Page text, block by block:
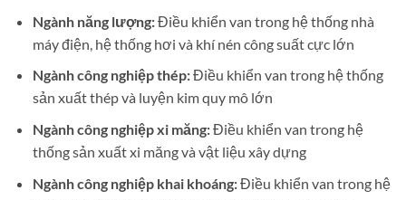
Ngành năng lượng:Điều khiển van trong hệ thống nhà
máy điện, hệ thống hơi và khí nén công suất cực lớn
Ngành công nghiệp thép:Điều khiển van trong hệ thống
sản xuất thép và luyện kim quy mô lớn
Ngành công nghiệp xi măng:Điều khiển van trong hệ
thống sản xuất xi măng và vật liệu xây dựng
Ngành công nghiệp khai khoáng:Điều khiển van trong hệ